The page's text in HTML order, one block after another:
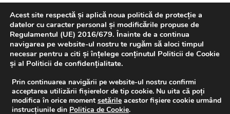
REVISTA P.L.I.
Acest site respectă și aplică noua politică de protecție a
datelor cu caracter personal și modificările propuse de
Regulamentul (UE) 2016/679. Înainte de a continua
navigarea pe website-ul nostru te rugăm să aloci timpul
necesar pentru a citi și înțelege conținutul Politicii de Cookie
și al Politicii de confidențialitate.
Prin continuarea navigării pe website-ul nostru confirmi
acceptarea utilizării fișierelor de tip cookie. Nu uita că poți
modifica în orice moment setările acestor fișiere cookie urmând
instrucțiunile din Politica de Cookie.